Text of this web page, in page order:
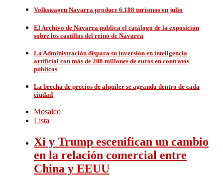
Volkswagen Navarra produce 6.188 turismos en julio
El Archivo de Navarra publica el catálogo de la exposición
sobre los castillos del reino de Navarra
La Administración dispara su inversión en inteligencia
artificial con más de 208 millones de euros en contratos
públicos
La brecha de precios de alquiler se agranda dentro de cada
ciudad
Mosaico
Lista
Xi y Trump escenifican un cambio
en la relación comercial entre
China y EEUU